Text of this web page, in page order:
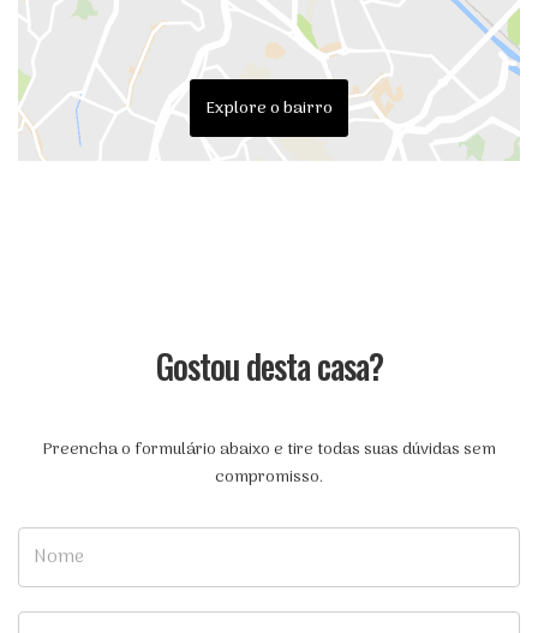
Explore o bairro
Gostou desta casa?
Preencha o formulário abaixo e tire todas suas dúvidas sem
compromisso.
Nome
E-mail